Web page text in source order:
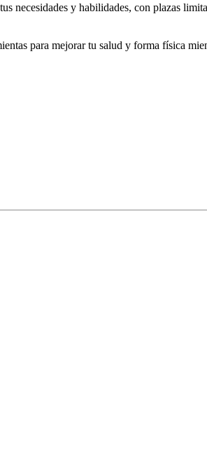
necesidades y habilidades, con plazas
para mejorar tu salud y forma física